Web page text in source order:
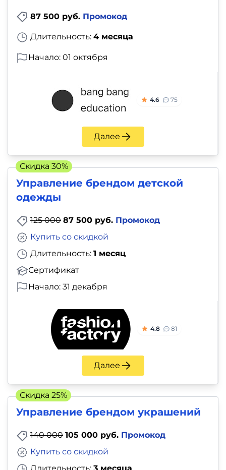
87 500 руб. Промокод
Длительность: 4 месяца
Начало: 01 октября
4.6 75
Далее
Управление брендом детской
одежды
125 000 87 500 руб. Промокод
Длительность: 1 месяц
Сертификат
Купить со скидкой
Начало: 31 декабря
4.8 81
Далее
Скидка 30%
Управление брендом украшений
140 000 105 000 руб. Промокод
Купить со скидкой
Скидка 25%